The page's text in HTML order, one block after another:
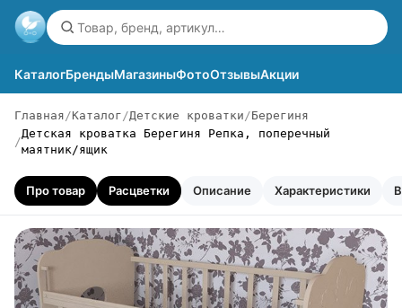
КаталогБрендыМагазиныФотоОтзывыАкции
Главная Каталог Детские кроватки
Берегиня
Детская кроватка Берегиня Репка, поперечный
маятник/ящик
Про товар Расцветки Описание Характеристики